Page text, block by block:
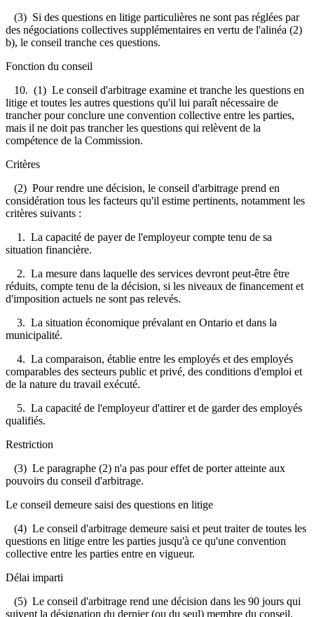
(3) Si des questions en litige particulières ne sont pas réglées par
des négociations collectives supplémentaires en vertu de l'alinéa (2)
b), le conseil tranche ces questions.
Fonction du conseil
10. (1) Le conseil d'arbitrage examine et tranche les questions en
litige et toutes les autres questions qu'il lui paraît nécessaire de
trancher pour conclure une convention collective entre les parties,
mais il ne doit pas trancher les questions qui relèvent de la
compétence de la Commission.
Critères
(2) Pour rendre une décision, le conseil d'arbitrage prend en
considération tous les facteurs qu'il estime pertinents, notamment les
critères suivants :
1. La capacité de payer de l'employeur compte tenu de sa
situation financière.
2. La mesure dans laquelle des services devront peut-être être
réduits, compte tenu de la décision, si les niveaux de financement et
d'imposition actuels ne sont pas relevés.
3. La situation économique prévalant en Ontario et dans la
municipalité.
4. La comparaison, établie entre les employés et des employés
comparables des secteurs public et privé, des conditions d'emploi et
de la nature du travail exécuté.
5. La capacité de l'employeur d'attirer et de garder des employés
qualifiés.
Restriction
(3) Le paragraphe (2) n'a pas pour effet de porter atteinte aux
pouvoirs du conseil d'arbitrage.
Le conseil demeure saisi des questions en litige
(4) Le conseil d'arbitrage demeure saisi et peut traiter de toutes les
questions en litige entre les parties jusqu'à ce qu'une convention
collective entre les parties entre en vigueur.
Délai imparti
(5) Le conseil d'arbitrage rend une décision dans les 90 jours qui
suivent la désignation du dernier (ou du seul) membre du conseil.